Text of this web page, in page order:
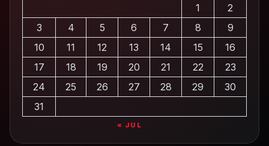
1
2
3
4 5 6 7 8
9
10
11 12 13 14 15
16
17
18 19 20 21 22
23
24
25 26 27 28 29
30
31
« JUL